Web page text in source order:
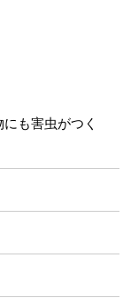
も害虫がつく